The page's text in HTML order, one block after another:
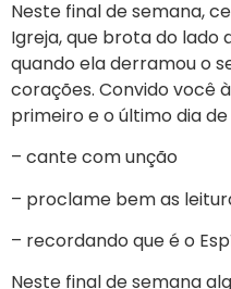
Neste final de semana,
Igreja, que brota do lado
quando ela derramou o
corações. Convido você
primeiro e o último dia de
– cante com unção
– proclame bem as
– recordando que é o
Neste final de semana